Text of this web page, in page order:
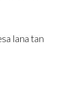
lana tan